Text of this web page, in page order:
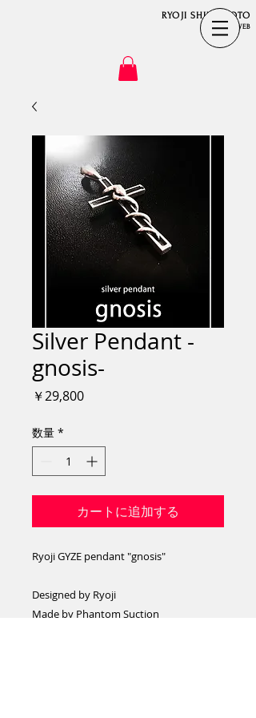
RYOJI SHINOMOTO
OFFICIAL ​WEB
Silver Pendant -
gnosis-
￥29,800価
数量 *
カートに追加する
Ryoji GYZE pendant "gnosis"
Designed by Ryoji
Made by Phantom Suction